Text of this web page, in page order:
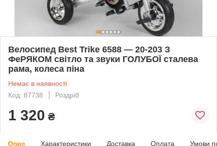
Велосипед Best Trike 6588 — 20-203 З
ФеРЯКОМ світло та звуки ГОЛУБОЇ сталева
рама, колеса піна
Немає в наявності
Код: 87738
Роздріб
1 320 ₴
Опис Характеристики Доставка Оплата Умови